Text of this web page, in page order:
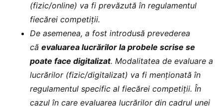
(fizic/online) va fi prevăzută în regulamentul
fiecărei competiții.
De asemenea, a fost introdusă prevederea
că evaluarea lucrărilor la probele scrise se
poate face digitalizat. Modalitatea de evaluare a
lucrărilor (fizic/digitalizat) va fi menționată în
regulamentul specific al fiecărei competiții. În
cazul în care evaluarea lucrărilor din cadrul unei